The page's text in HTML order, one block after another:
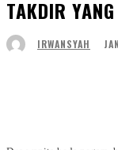
TAKDIR
IRWANSYAH